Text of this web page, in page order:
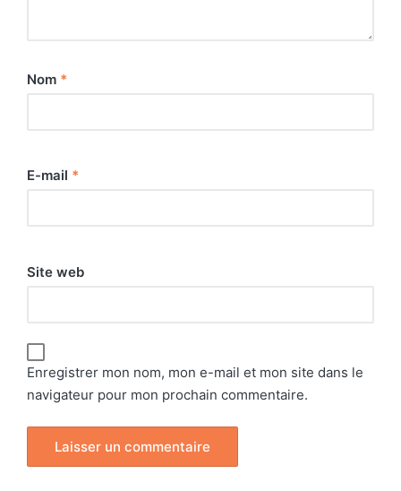
Nom *
E-mail *
Site web
Enregistrer mon nom, mon e-mail et mon site dans le
navigateur pour mon prochain commentaire.